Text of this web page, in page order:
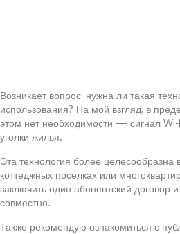
Возникает вопрос: нужна ли такая
использования? На мой взгляд, в
этом нет необходимости — сигнал Wi-
уголки жилья.
Эта технология более
коттеджных поселках или
заключить один абонентский договор
совместно.
Также рекомендую ознакомиться с